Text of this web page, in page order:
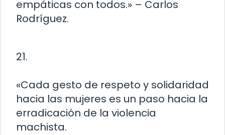
empáticas con todos.» – Carlos
Rodríguez.
21.
«Cada gesto de respeto y solidaridad
hacia las mujeres es un paso hacia la
erradicación de la violencia
machista.